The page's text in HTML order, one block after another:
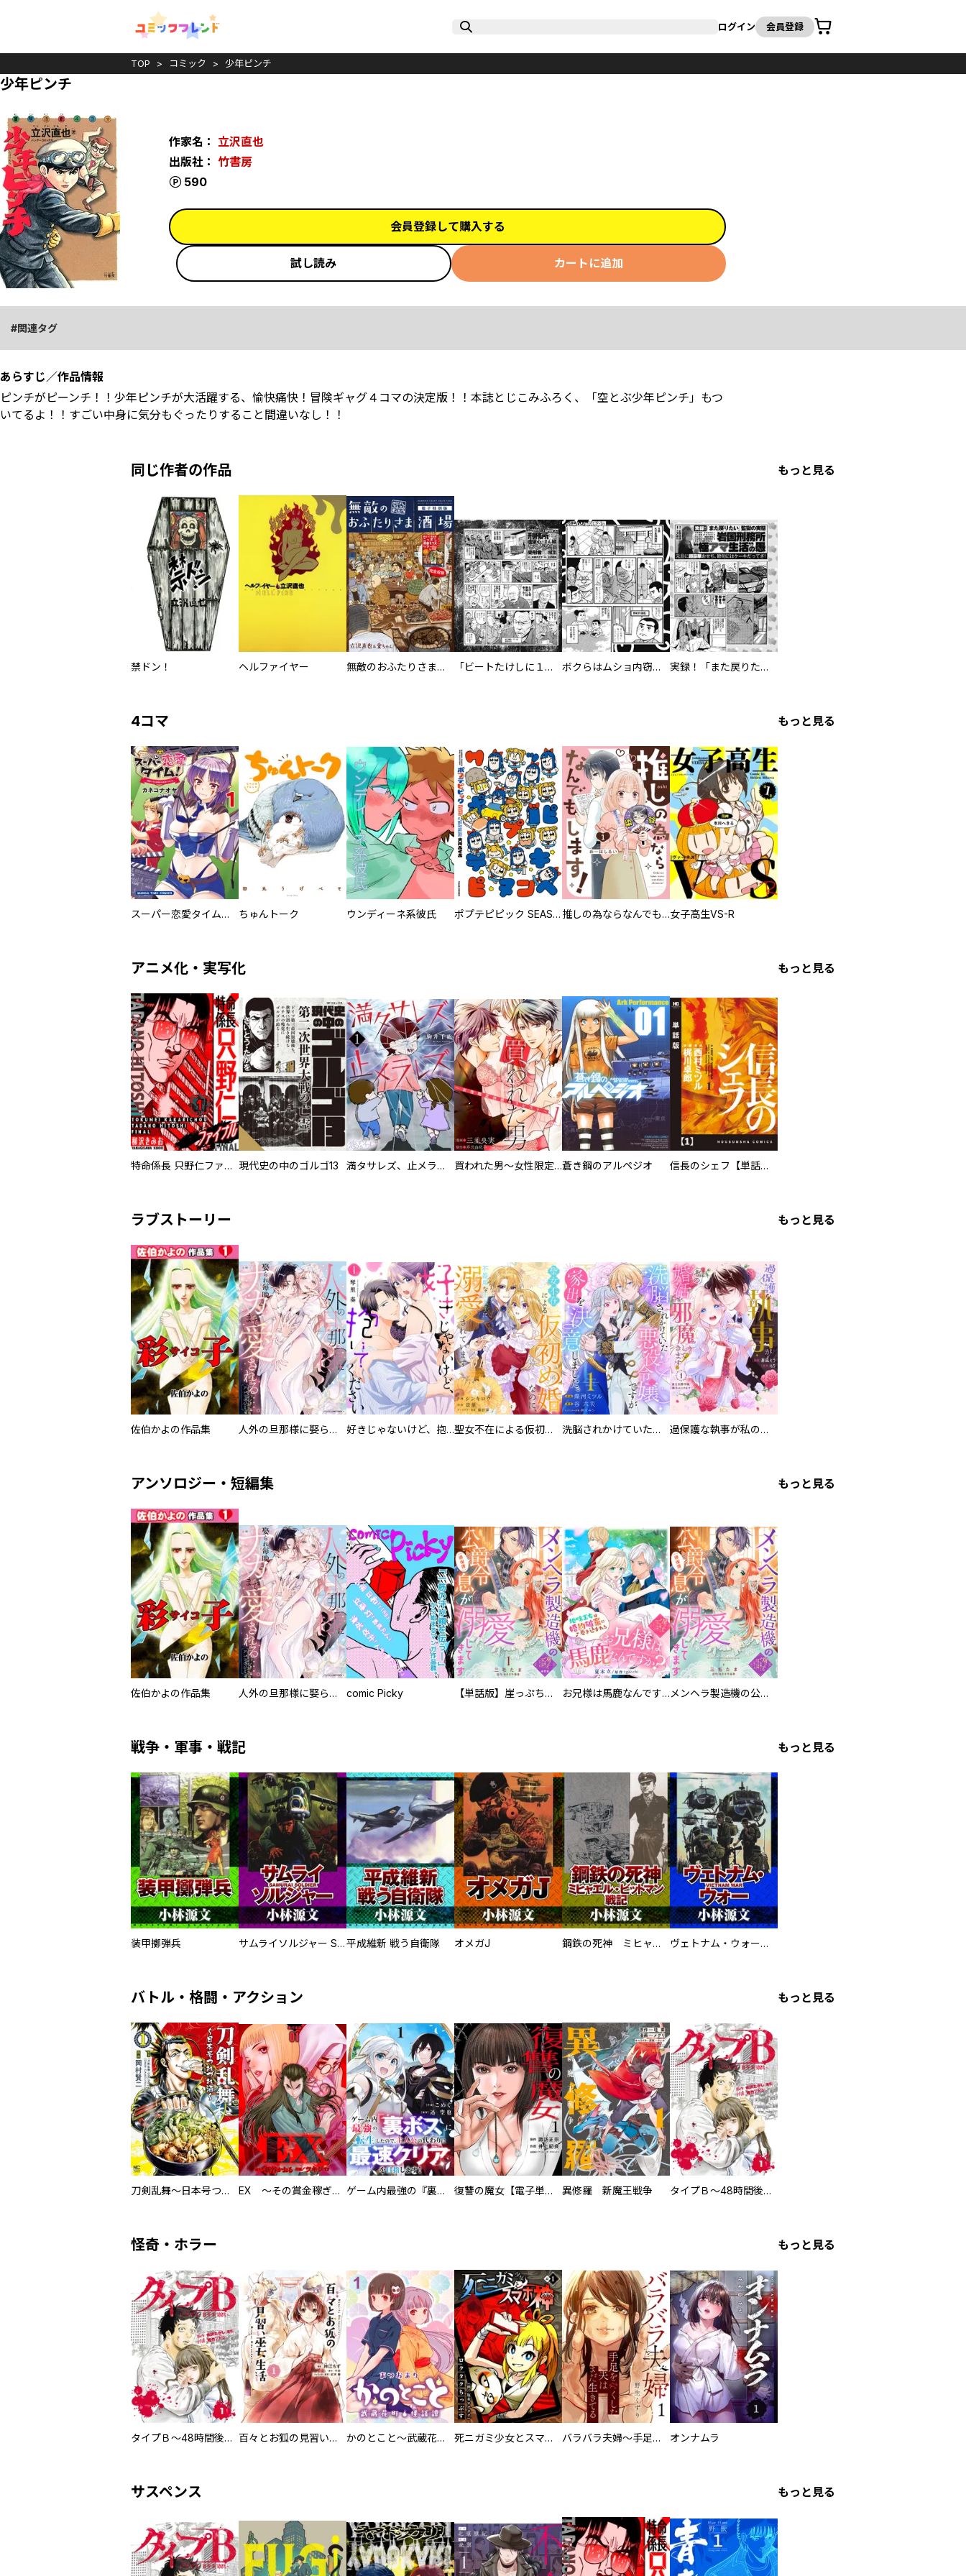
ログイン 会員登録
カート
TOP コミック 少年ピンチ
少年ピンチ
作家名： 立沢直也
出版社： 竹書房
590
会員登録して購入する
試し読み カートに追加
関連タグ
あらすじ／作品情報
ピンチがピーンチ！！少年ピンチが大活躍する、愉快痛快！冒険ギャグ４コマの決定版！！本誌とじこみふろく、「空とぶ少年ピンチ」もつ
いてるよ！！すごい中身に気分もぐったりすること間違いなし！！
同じ作者の作品 もっと見る
禁ドン！ ヘルファイヤー 無敵のおふたりさま酒場～おじさんぶるぶるまっぷ～電子特別版 「ビートたけしに１億円貸した」刑務所には虚栄心がまん延 ウソツキ受刑者たちの醜悪/シャバの恋人から三行半！ 刑務所で女日照り ボクらはムショ内窃盗団 許されざる横暴の日々 実録！「また戻りたい」監獄の実態 岩国刑務所〝極アマ生活〟の愚 元旦には超豪華おせち！
4コマ もっと見る
スーパー恋愛タイム！～現場でドＳな彼女は自宅でデレる～ ちゅんトーク ウンディーネ系彼氏 ポプテピピック SEASON EIGHT 推しの為ならなんでもします！女子高生VS-R
アニメ化・実写化 もっと見る
特命係長 只野仁ファイナル 愛蔵版 現代史の中のゴルゴ13 満タサレズ、止メラレズ 買われた男～女性限定快感セラピスト～【描き下ろしおまけ付き特装版】蒼き鋼のアルペジオ 信長のシェフ【単話版】
ラブストーリー もっと見る
佐伯かよの作品集 人外の旦那様に娶られ毎晩ナカまで愛される…。アンソロジー 好きじゃないけど、抱いてください【電子単行本版／特典おまけ付き】 聖女不在による仮初め婚なのに、不器用な王太子に溺愛されています【電子単行本版／特典おまけ付き】 洗脳されかけていた悪役令嬢ですが家出を決意しました。【電子単行本版／特典おまけ付き】 過保護な執事が私の婚活を邪魔してきます！ 分冊版
アンソロジー・短編集 もっと見る
佐伯かよの作品集 人外の旦那様に娶られ毎晩ナカまで愛される…。アンソロジー comic Picky 【単話版】崖っぷち令嬢ですが、意地と策略で幸せになります！シリーズ お兄様は馬鹿なんですか？～地味王女は婚約破棄に巻き込まれる～ メンヘラ製造機の公爵令息（過保護）が溺愛してきます
戦争・軍事・戦記 もっと見る
装甲擲弾兵 サムライソルジャー SAMURAI SOLDIER平成維新 戦う自衛隊 オメガJ 鋼鉄の死神 ミヒャエル・ビットマン戦記 ヴェトナム・ウォー VIETNAM WAR
バトル・格闘・アクション もっと見る
刀剣乱舞～日本号つれづれ酒～ EX ～その賞金稼ぎは、世界の出口を探す～【単行本版】 ゲーム内最強の『裏ボス』に転生したので、主人公の代わりに最速クリアを目指します！【電子単行本版】 復讐の魔女【電子単行本版】 異修羅 新魔王戦争 タイプＢ～48時間後、致死率100％～【単話】
怪奇・ホラー もっと見る
タイプＢ～48時間後、致死率100％～【単話】 百々とお狐の見習い巫女生活【単行本版】 かのとこと～武蔵花町怪話譚～ 【連載版】 死ニガミ少女とスマホ神 バラバラ夫婦～手足をなくした夫はまだ生きてる オンナムラ
サスペンス もっと見る